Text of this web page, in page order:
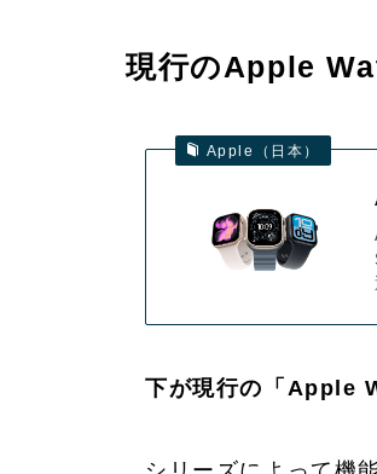
現行のApple
Apple（日本）
下が現行の「Apple